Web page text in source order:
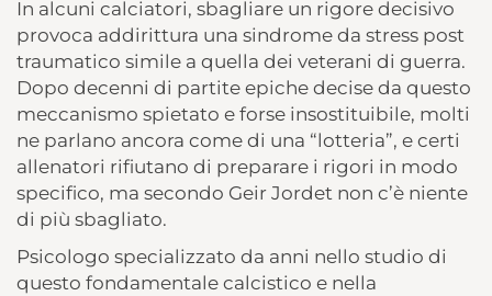
In alcuni calciatori, sbagliare un rigore decisivo
provoca addirittura una sindrome da stress post
traumatico simile a quella dei veterani di guerra.
Dopo decenni di partite epiche decise da questo
meccanismo spietato e forse insostituibile, molti
ne parlano ancora come di una “lotteria”, e certi
allenatori rifiutano di preparare i rigori in modo
specifico, ma secondo Geir Jordet non c’è niente
di più sbagliato.
Psicologo specializzato da anni nello studio di
questo fondamentale calcistico e nella